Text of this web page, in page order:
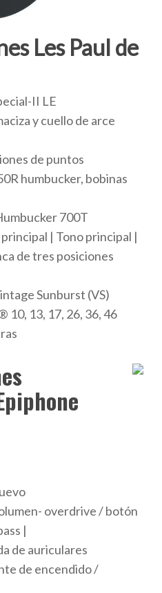
Les Paul de
II LE
y cuello de arce
de puntos
humbucker, bobinas
700T
| Tono principal |
de tres posiciones
Sunburst (VS)
10, 13, 17, 26, 36, 46
overdrive / botón
|
de auriculares
de encendido /